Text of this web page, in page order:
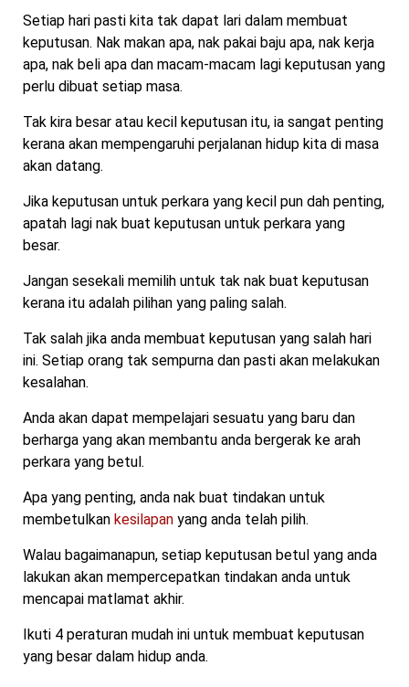
Setiap hari pasti kita tak dapat lari dalam membuat
keputusan. Nak makan apa, nak pakai baju apa, nak kerja
apa, nak beli apa dan macam-macam lagi keputusan yang
perlu dibuat setiap masa.
Tak kira besar atau kecil keputusan itu, ia sangat penting
kerana akan mempengaruhi perjalanan hidup kita di masa
akan datang.
Jika keputusan untuk perkara yang kecil pun dah penting,
apatah lagi nak buat keputusan untuk perkara yang
besar.
Jangan sesekali memilih untuk tak nak buat keputusan
kerana itu adalah pilihan yang paling salah.
Tak salah jika anda membuat keputusan yang salah hari
ini. Setiap orang tak sempurna dan pasti akan melakukan
kesalahan.
Anda akan dapat mempelajari sesuatu yang baru dan
berharga yang akan membantu anda bergerak ke arah
perkara yang betul.
Apa yang penting, anda nak buat tindakan untuk
membetulkan kesilapan yang anda telah pilih.
Walau bagaimanapun, setiap keputusan betul yang anda
lakukan akan mempercepatkan tindakan anda untuk
mencapai matlamat akhir.
Ikuti 4 peraturan mudah ini untuk membuat keputusan
yang besar dalam hidup anda.